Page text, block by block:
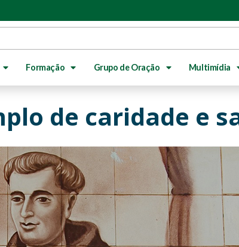
Formação Grupo de Oração Multimídia
de caridade e